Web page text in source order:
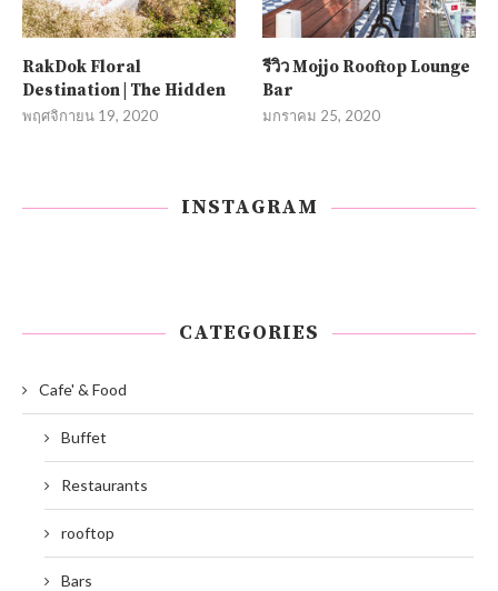
RakDok Floral
Destination | The Hidden
พฤศจิกายน 19, 2020
รีวิว Mojjo Rooftop Lounge
Bar
มกราคม 25, 2020
INSTAGRAM
CATEGORIES
Cafe' & Food
Buffet
Restaurants
rooftop
Bars